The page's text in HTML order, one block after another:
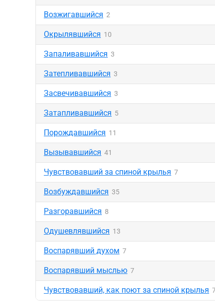
Возжигавшийся 2
Окрылявшийся 10
Запаливавшийся 3
Затепливавшийся 3
Засвечивавшийся 3
Затапливавшийся 5
Порождавшийся 11
Вызывавшийся 41
Чувствовавший за спиной крылья 7
Возбуждавшийся 35
Разгоравшийся 8
Одушевлявшийся 13
Воспарявший духом 7
Воспарявший мыслью 7
Чувствовавший, как поют за спиной крылья